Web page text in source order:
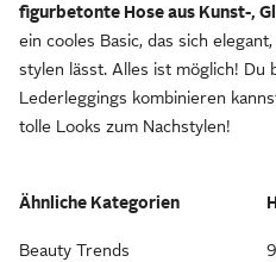
figurbetonte Hose aus Kunst-,
ein cooles Basic, das sich
stylen lässt. Alles ist möglich! Du
Lederleggings kombinieren
tolle Looks zum Nachstylen!
Ähnliche Kategorien
Beauty Trends